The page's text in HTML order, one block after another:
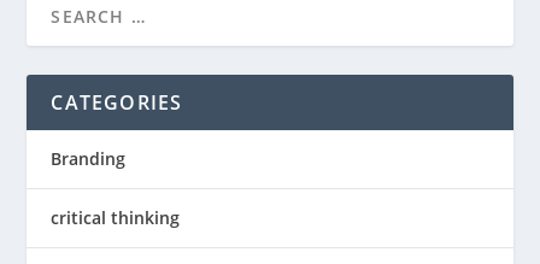
CATEGORIES
Branding
critical thinking